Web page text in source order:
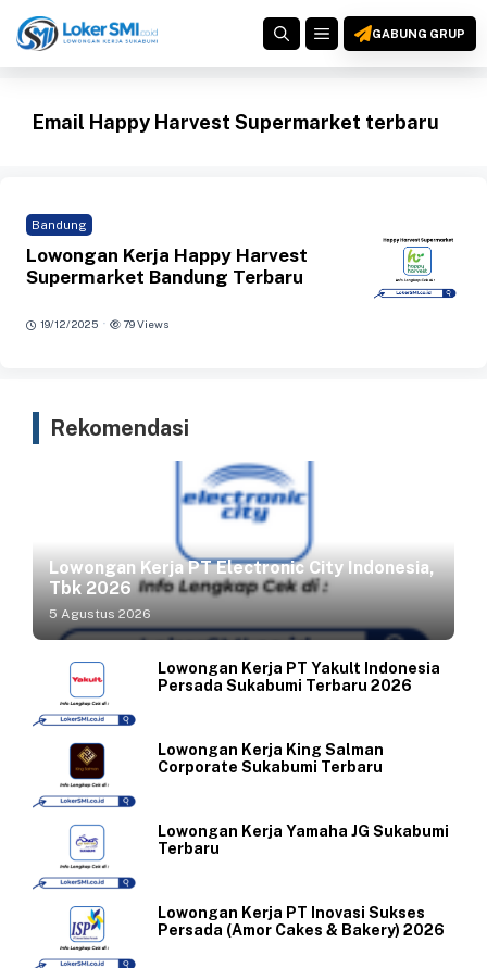
ke
MENUGABUNG GRUP
Email Happy Harvest Supermarket terbaru
Bandung
Lowongan Kerja Happy Harvest
Supermarket Bandung Terbaru
19/12/2025 · 79 Views
Rekomendasi
Lowongan Kerja PT Electronic City Indonesia,
Tbk 2026
5 Agustus 2026
Lowongan Kerja PT Yakult Indonesia
Persada Sukabumi Terbaru 2026
Lowongan Kerja King Salman
Corporate Sukabumi Terbaru
Lowongan Kerja Yamaha JG Sukabumi
Terbaru
Lowongan Kerja PT Inovasi Sukses
Persada (Amor Cakes & Bakery) 2026